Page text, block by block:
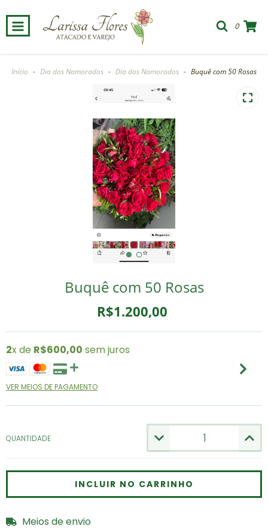
0
Início - Dia dos Namorados - Dia dos Namorados - Buquê com 50 Rosas
Buquê com 50 Rosas
R$1.200,00
2x de R$600,00 sem juros
VER MEIOS DE PAGAMENTO
QUANTIDADE
Entregas para o CEP:
Meios de envio